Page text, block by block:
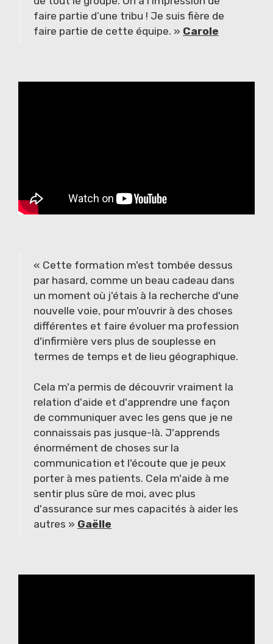
faire partie d’une tribu ! Je suis fière de
faire partie de cette équipe. » Carole
« Cette formation m'est tombée dessus
par hasard, comme un beau cadeau dans
un moment où j'étais à la recherche d'une
nouvelle voie, pour m'ouvrir à des choses
différentes et faire évoluer ma profession
d'infirmière vers plus de souplesse en
termes de temps et de lieu géographique.
Cela m'a permis de découvrir vraiment la
relation d'aide et d'apprendre une façon
de communiquer avec les gens que je ne
connaissais pas jusque-là. J'apprends
énormément de choses sur la
communication et l'écoute que je peux
porter à mes patients. Cela m'aide à me
sentir plus sûre de moi, avec plus
d'assurance sur mes capacités à aider les
autres » Gaëlle